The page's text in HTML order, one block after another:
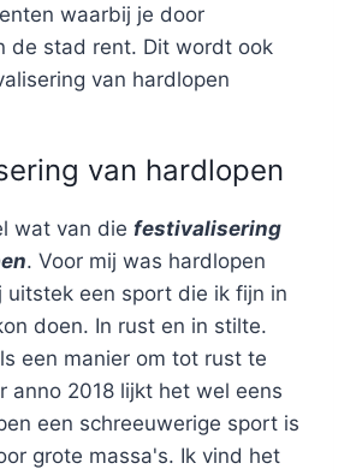
waarbij je door
de stad rent. Dit wordt ook
van hardlopen
van hardlopen
wat van die festivalisering
. Voor mij was hardlopen
uitstek een sport die ik fijn in
doen. In rust en in stilte.
een manier om tot rust te
anno 2018 lijkt het wel eens
een schreeuwerige sport is
grote massa's. Ik vind het